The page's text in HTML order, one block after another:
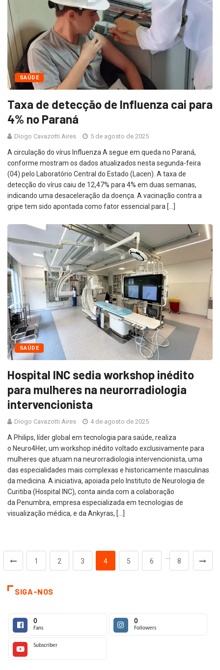
SAÚDE
Taxa de detecção de Influenza cai para
4% no Paraná
Diogo Cavazotti Aires 5 de agosto de 2025
A circulação do vírus Influenza A segue em queda no Paraná,
conforme mostram os dados atualizados nesta segunda-feira
(04) pelo Laboratório Central do Estado (Lacen). A taxa de
detecção do vírus caiu de 12,47% para 4% em duas semanas,
indicando uma desaceleração da doença. A vacinação contra a
gripe tem sido apontada como fator essencial para […]
SAÚDE
Hospital INC sedia workshop inédito
para mulheres na neurorradiologia
intervencionista
Diogo Cavazotti Aires 4 de agosto de 2025
A Philips, líder global em tecnologia para saúde, realiza
o Neuro4Her, um workshop inédito voltado exclusivamente para
mulheres que atuam na neurorradiologia intervencionista, uma
das especialidades mais complexas e historicamente masculinas
da medicina. A iniciativa, apoiada pelo Instituto de Neurologia de
Curitiba (Hospital INC), conta ainda com a colaboração
da Penumbra, empresa especializada em tecnologias de
visualização médica, e da Ankyras, […]
1 2 3 4 5 6 8
SIGA-NOS
0
Fans
0
Followers
Subscriber